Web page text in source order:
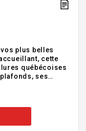
plus belles
cette
québécoises
ses
doux
ou un